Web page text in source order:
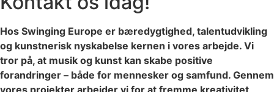
Hos Swinging Europe er bæredygtighed, talentudvikling
og kunstnerisk nyskabelse kernen i vores arbejde. Vi
tror på, at musik og kunst kan skabe positive
forandringer – både for mennesker og samfund. Gennem
vores projekter arbejder vi for at fremme kreativitet,